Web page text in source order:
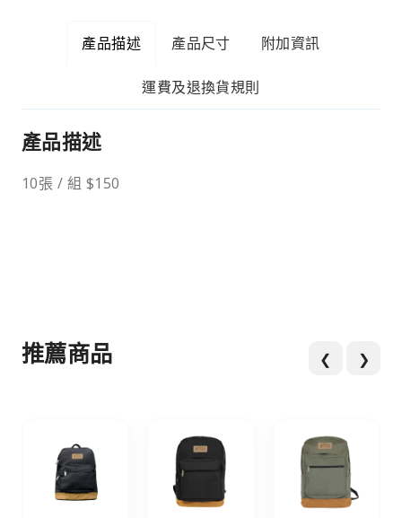
產品描述 產品尺寸 附加資訊
運費及退換貨規則
產品描述
10張 / 組 $150
推薦商品 ❮ ❯